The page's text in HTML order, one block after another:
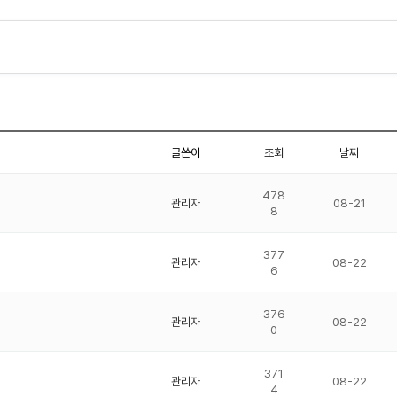
글쓴이 조회 날짜
관리자
478
8
08-21
관리자
377
6
08-22
관리자
376
0
08-22
관리자
371
4
08-22